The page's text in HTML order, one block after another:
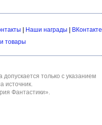
Наши награды
ВКонтакте
товары
только с указанием
источник.
Фантастики».